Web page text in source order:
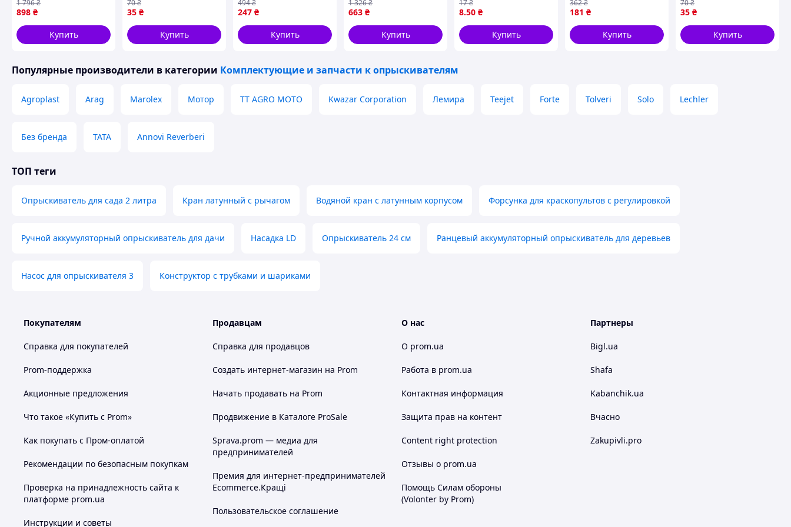
садовых
опрыскивателей с
высокой емкостью и
стабильной работой
898 ₴
1 796₴
Купить
высокая
износостойкость
нержавеющая сталь
35 ₴
70₴
Купить
Agroplast для
обработки растений с
равномерным
покрытием
247 ₴
494₴
Купить
опрыскивателей
hobby profession movi
663 ₴
1 326₴
Купить
работы вашего
оборудования
8.50 ₴
17₴
Купить
для защиты растений
с плоским факелом и
низким сносом
181 ₴
362₴
Купить
опрыскивания
растений и удобрений
равномерное
распределение
35 ₴
70₴
Купить
Популярные производители в категории Комплектующие и запчасти к опрыскивателям
Agroplast Arag Marolex Мотор TT AGRO MOTO Kwazar Corporation Лемира Teejet Forte Tolveri Solo Lechler
Без бренда TATA Annovi Reverberi
ТОП теги
Опрыскиватель для сада 2 литра Кран латунный с рычагом Водяной кран с латунным корпусом Форсунка для краскопультов с регулировкой
Ручной аккумуляторный опрыскиватель для дачи Насадка LD Опрыскиватель 24 см Ранцевый аккумуляторный опрыскиватель для деревьев
Насос для опрыскивателя 3 Конструктор с трубками и шариками
Покупателям
Справка для покупателей
Prom-поддержка
Акционные предложения
Что такое «Купить с Prom»
Как покупать с Пром-оплатой
Рекомендации по безопасным покупкам
Проверка на принадлежность сайта к
платформе prom.ua
Инструкции и советы
Продавцам
Справка для продавцов
Создать интернет-магазин на Prom
Начать продавать на Prom
Продвижение в Каталоге ProSale
Sprava.prom — медиа для
предпринимателей
Премия для интернет-предпринимателей
Ecommerce.Кращі
Пользовательское соглашение
О нас
О prom.ua
Работа в prom.ua
Контактная информация
Защита прав на контент
Content right protection
Отзывы о prom.ua
Помощь Силам обороны
(Volonter by Prom)
Партнеры
Bigl.ua
Shafa
Kabanchik.ua
Вчасно
Zakupivli.pro